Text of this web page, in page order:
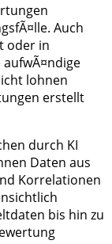
Auch
oder in
lohnen
erstellt
durch KI
Daten aus
Korrelationen
bis hin zu